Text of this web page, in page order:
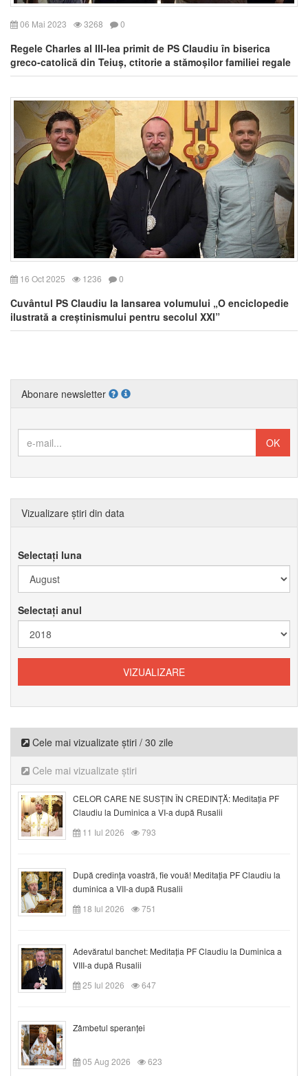
06 Mai 2023 3268 0
Regele Charles al III-lea primit de PS Claudiu în biserica
greco-catolică din Teiuș, ctitorie a stămoșilor familiei regale
16 Oct 2025 1236 0
Cuvântul PS Claudiu la lansarea volumului „O enciclopedie
ilustrată a creștinismului pentru secolul XXI”
Abonare newsletter
Vizualizare știri din data
Selectați luna
Selectați anul
Cele mai vizualizate știri / 30 zile
Cele mai vizualizate știri
CELOR CARE NE SUSȚIN ÎN CREDINȚĂ: Meditația PF
Claudiu la Duminica a VI-a după Rusalii
11 Iul 2026
793
După credinţa voastră, fie vouă! Meditația PF Claudiu la
duminica a VII-a după Rusalii
18 Iul 2026
751
Adevăratul banchet: Meditația PF Claudiu la Duminica a
VIII-a după Rusalii
25 Iul 2026
647
Zâmbetul speranței
05 Aug 2026 623